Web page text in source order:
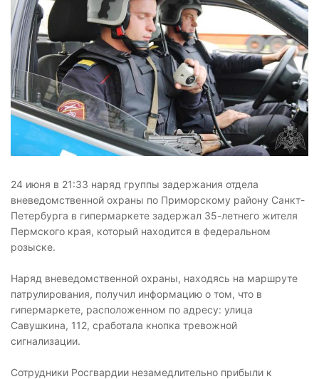
24 июня в 21:33 наряд группы задержания отдела
вневедомственной охраны по Приморскому району Санкт-
Петербурга в гипермаркете задержал 35-летнего жителя
Пермского края, который находится в федеральном
розыске.
Наряд вневедомственной охраны, находясь на маршруте
патрулирования, получил информацию о том, что в
гипермаркете, расположенном по адресу: улица
Савушкина, 112, сработала кнопка тревожной
сигнализации.
Сотрудники Росгвардии незамедлительно прибыли к